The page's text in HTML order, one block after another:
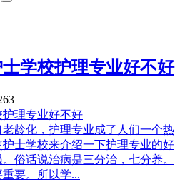
学校护理专业好不好
龄化，护理专业成了人们一个热
士学校来介绍一下护理专业的好
俗话说治病是三分治，七分养。
要。所以学...